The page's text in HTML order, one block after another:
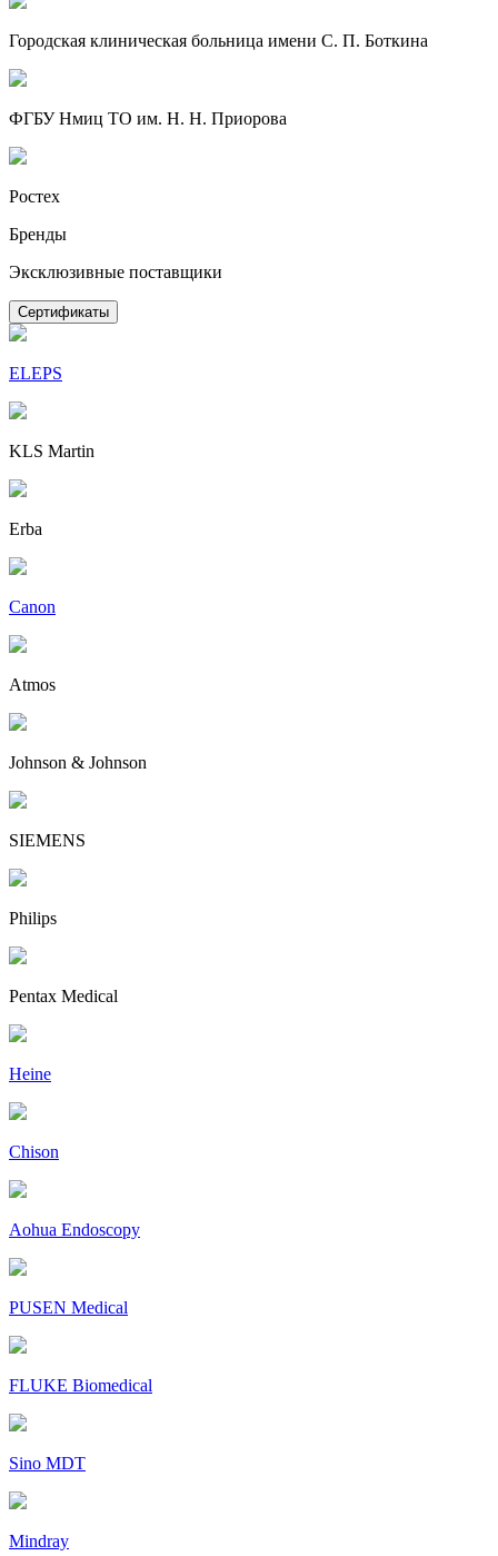
Городская клиническая больница имени С. П. Боткина
ФГБУ Нмиц ТО им. Н. Н. Приорова
Ростех
Бренды
Эксклюзивные поставщики
Сертификаты
ELEPS
KLS Martin
Erba
Canon
Atmos
Johnson & Johnson
SIEMENS
Philips
Pentax Medical
Heine
Chison
Aohua Endoscopy
PUSEN Medical
FLUKE Biomedical
Sino MDT
Mindray